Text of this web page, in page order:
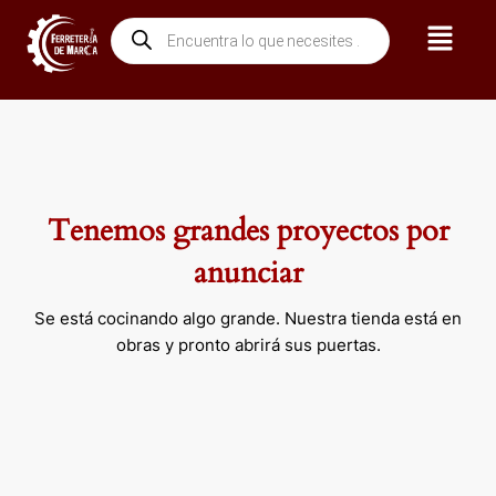
contenido
Búsqueda
de
productos
Menú
Tenemos grandes proyectos por
anunciar
Se está cocinando algo grande. Nuestra tienda está en
obras y pronto abrirá sus puertas.